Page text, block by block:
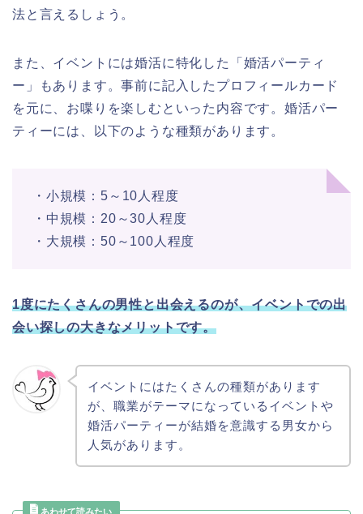
法と言えるしょう。
また、イベントには婚活に特化した「婚活パーティ
ー」もあります。事前に記入したプロフィールカード
を元に、お喋りを楽しむといった内容です。婚活パー
ティーには、以下のような種類があります。
・小規模：5～10人程度
・中規模：20～30人程度
・大規模：50～100人程度
1度にたくさんの男性と出会えるのが、イベントでの出
会い探しの大きなメリットです。
イベントにはたくさんの種類があります
が、職業がテーマになっているイベントや
婚活パーティーが結婚を意識する男女から
人気があります。